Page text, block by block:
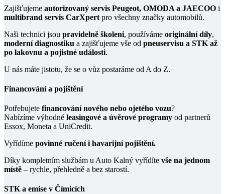
Zajišťujeme autorizovaný servis Peugeot, OMODA a JAECOO i
multibrand servis CarXpert pro všechny značky automobilů.
Naši technici jsou pravidelně školeni, používáme originální díly,
moderní diagnostiku a zajišťujeme vše od pneuservisu a STK až
po lakovnu a pojistné události.
U nás máte jistotu, že se o vůz postaráme od A do Z.
Financování a pojištění
Potřebujete financování nového nebo ojetého vozu?
Nabízíme výhodné leasingové a úvěrové programy od partnerů
Essox, Moneta a UniCredit.
Vyřídíme povinné ručení i havarijní pojištění.
Díky kompletním službám u Auto Kalný vyřídíte vše na jednom
místě – rychle, přehledně a bez starostí.
STK a emise v Čímicích